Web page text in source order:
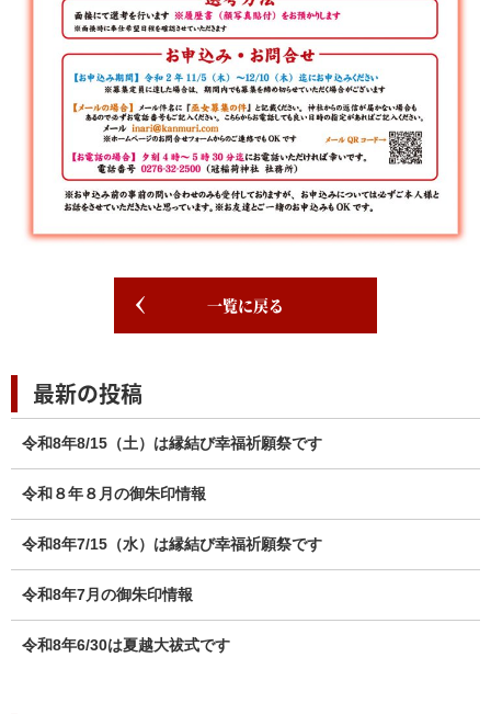
一覧に戻る
最新の投稿
令和8年8/15（土）は縁結び幸福祈願祭です
令和８年８月の御朱印情報
令和8年7/15（水）は縁結び幸福祈願祭です
令和8年7月の御朱印情報
令和8年6/30は夏越大祓式です